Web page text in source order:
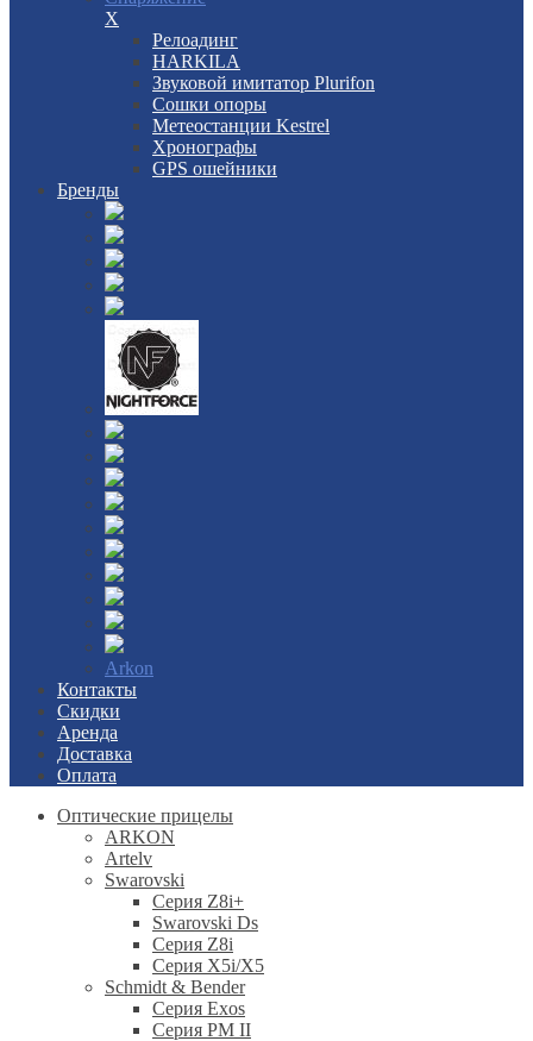
X
Релоадинг
HARKILA
Звуковой имитатор Plurifon
Сошки опоры
Метеостанции Kestrel
Хронографы
GPS ошейники
Бренды
Arkon
Контакты
Скидки
Аренда
Доставка
Оплата
Оптические прицелы
ARKON
Artelv
Swarovski
Серия Z8i+
Swarovski Ds
Серия Z8i
Серия X5i/X5
Schmidt & Bender
Серия Exos
Серия PM II